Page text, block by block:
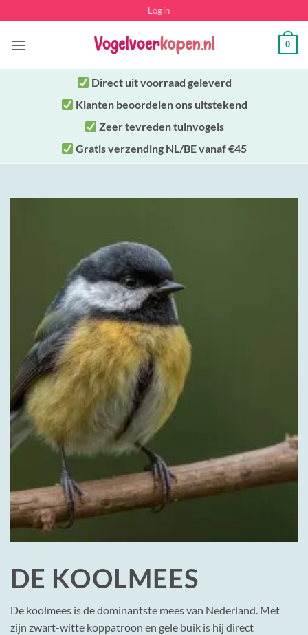
naar
inhoud
Login
0
Direct uitvoorraad geleverd
Klanten beoordelen ons uitstekend
Zeer tevreden tuinvogels
Gratis verzending NL/BE vanaf €45
DE KOOLMEES
De koolmees is de dominantste mees van Nederland. Met
zijn zwart-witte koppatroon en gele buik is hij direct